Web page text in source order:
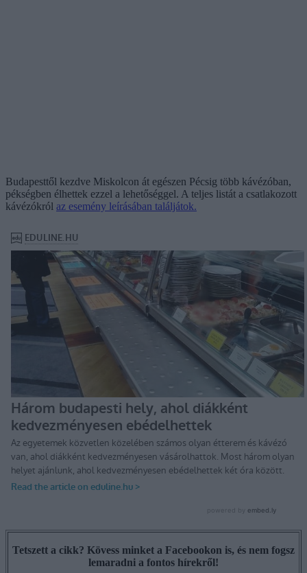
Budapesttől kezdve Miskolcon át egészen Pécsig több kávézóban,
pékségben élhettek ezzel a lehetőséggel. A teljes listát a csatlakozott
kávézókról az esemény leírásában találjátok.
Tetszett a cikk? Kövess minket a Facebookon is, és nem fogsz
lemaradni a fontos hírekről!